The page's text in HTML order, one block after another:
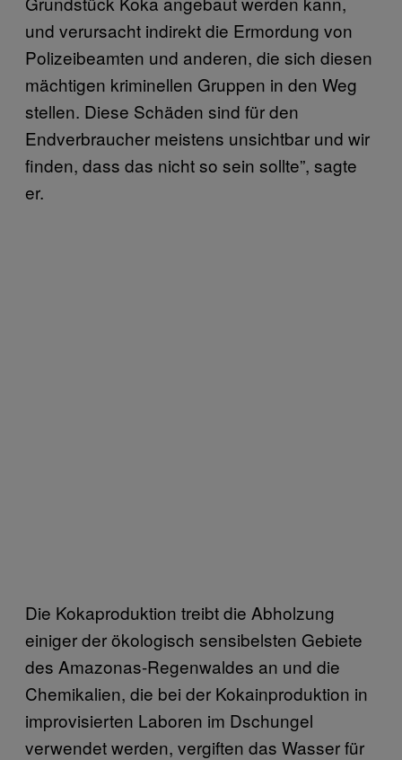
und verursacht indirekt die Ermordung von
Polizeibeamten und anderen, die sich diesen
mächtigen kriminellen Gruppen in den Weg
stellen. Diese Schäden sind für den
Endverbraucher meistens unsichtbar und wir
finden, dass das nicht so sein sollte”, sagte
er.
Die Kokaproduktion treibt die Abholzung
einiger der ökologisch sensibelsten Gebiete
des Amazonas-Regenwaldes an und die
Chemikalien, die bei der Kokainproduktion in
improvisierten Laboren im Dschungel
verwendet werden, vergiften das Wasser für